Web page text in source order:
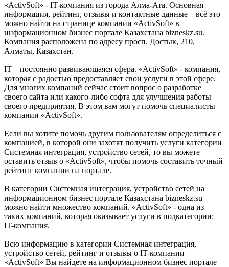
«ActivSoft» - IT-компания из города Алма-Ата. Основная
информация, рейтинг, отзывы и контактные данные – всё это
можно найти на странице компании «ActivSoft» в
информационном бизнес портале Казахстана bizneskz.su.
Компания расположена по адресу просп. Достык, 210,
Алматы, Казахстан.
IT – постоянно развивающаяся сфера. «ActivSoft» - компания,
которая с радостью предоставляет свои услуги в этой сфере.
Для многих компаний сейчас стоит вопрос о разработке
своего сайта или какого-либо софта для улучшения работы
своего предприятия. В этом вам могут помочь специалисты
компании «ActivSoft».
Если вы хотите помочь другим пользователям определиться с
компанией, в которой они захотят получить услуги категории
Системная интеграция, устройство сетей, то вы можете
оставить отзыв о «ActivSoft», чтобы помочь составить точный
рейтинг компании на портале.
В категории Системная интеграция, устройство сетей на
информационном бизнес портале Казахстана bizneskz.su
можно найти множество компаний. «ActivSoft» - одна из
таких компаний, которая оказывает услуги в подкатегории:
IT-компания.
Всю информацию в категории Системная интеграция,
устройство сетей, рейтинг и отзывы о IT-компании
«ActivSoft» Вы найдете на информационном бизнес портале